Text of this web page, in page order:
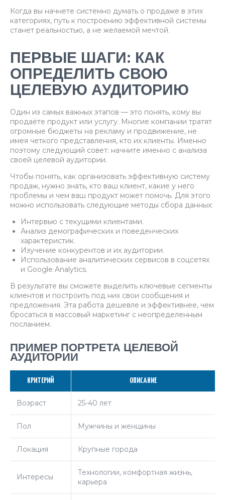
Когда вы начнете системно думать о продаже в этих
категориях, путь к построению эффективной системы
станет реальностью, а не желаемой мечтой.
ПЕРВЫЕ ШАГИ: КАК
ОПРЕДЕЛИТЬ СВОЮ
ЦЕЛЕВУЮ АУДИТОРИЮ
Один из самых важных этапов — это понять, кому вы
продаёте продукт или услугу. Многие компании тратят
огромные бюджеты на рекламу и продвижение, не
имея четкого представления, кто их клиенты. Именно
поэтому следующий совет: начните именно с анализа
своей целевой аудитории.
Чтобы понять, как организовать эффективную систему
продаж, нужно знать, кто ваш клиент, какие у него
проблемы и чем ваш продукт может помочь. Для этого
можно использовать следующие методы сбора данных:
Интервью с текущими клиентами.
Анализ демографических и поведенческих
характеристик.
Изучение конкурентов и их аудитории.
Использование аналитических сервисов в соцсетях
и Google Analytics.
В результате вы сможете выделить ключевые сегменты
клиентов и построить под них свои сообщения и
предложения. Эта работа дешевле и эффективнее, чем
бросаться в массовый маркетинг с неопределенным
посланием.
ПРИМЕР ПОРТРЕТА ЦЕЛЕВОЙ
АУДИТОРИИ
КРИТЕРИЙ ОПИСАНИЕ
Возраст 25-40 лет
Пол Мужчины и женщины
Локация Крупные города
Интересы
Технологии, комфортная жизнь,
карьера